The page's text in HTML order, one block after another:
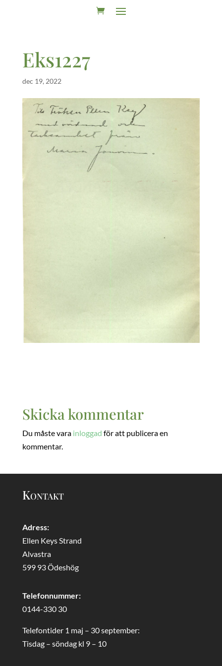
Eks1227
dec 19, 2022
Skicka kommentar
Du måste vara inloggad för att publicera en
kommentar.
Kontakt
Adress:
Ellen Keys Strand
Alvastra
599 93 Ödeshög
Telefonnummer:
0144-330 30
Telefontider 1 maj – 30 september:
Tisdag – söndag kl 9 – 10